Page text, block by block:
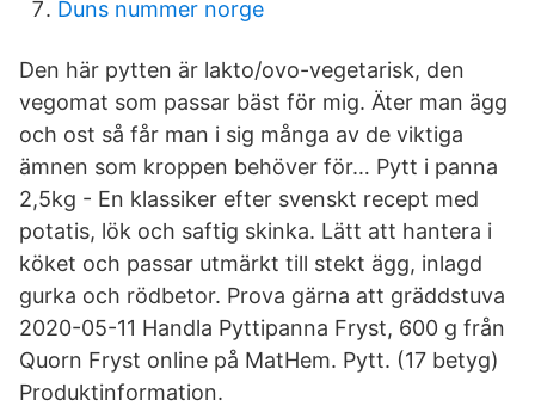
Duns nummer norge
Den här pytten är lakto/ovo-vegetarisk, den
vegomat som passar bäst för mig. Äter man ägg
och ost så får man i sig många av de viktiga
ämnen som kroppen behöver för… Pytt i panna
2,5kg - En klassiker efter svenskt recept med
potatis, lök och saftig skinka. Lätt att hantera i
köket och passar utmärkt till stekt ägg, inlagd
gurka och rödbetor. Prova gärna att gräddstuva
2020-05-11 Handla Pyttipanna Fryst, 600 g från
Quorn Fryst online på MatHem. Pytt. (17 betyg)
Produktinformation.